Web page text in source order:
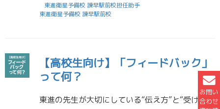
お問い
合わせ
東進衛星予備校 諫早駅前校担任助手
東進衛星予備校 諫早駅前校
【高校生向け】「フィードバック」
って何？
東進の先生が大切にしている“伝え方”と“受け止め方” ――『フィードバック入門』（中原淳）を読んで感じたこと―― 最近、東進の先生たちと話していて感じるのは、どの先生も「どう伝えるか」をとても大事にしているということです […]